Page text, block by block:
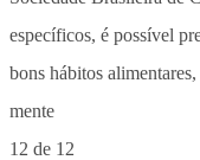
12 de 12